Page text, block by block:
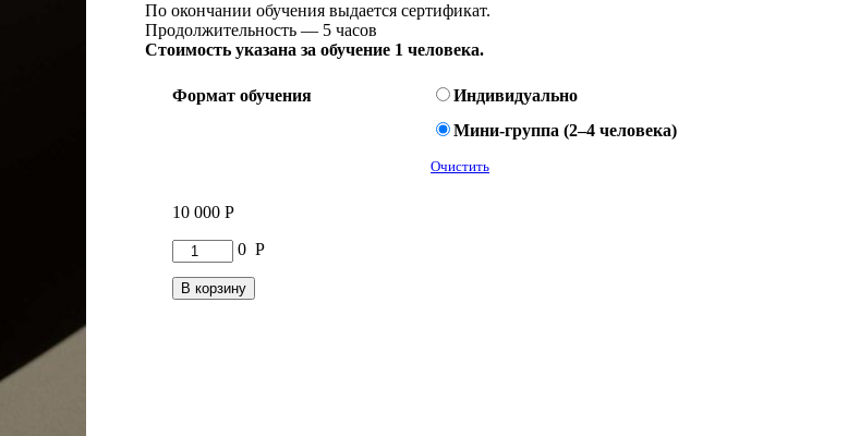
По окончании обучения выдается сертификат.
Продолжительность — 5 часов
Стоимость указана за обучение 1 человека.
Формат обучения
Индивидуально
Мини-группа (2–4 человека)
Очистить
10 000Р
Количество
товара
Курс
0Р
В корзину